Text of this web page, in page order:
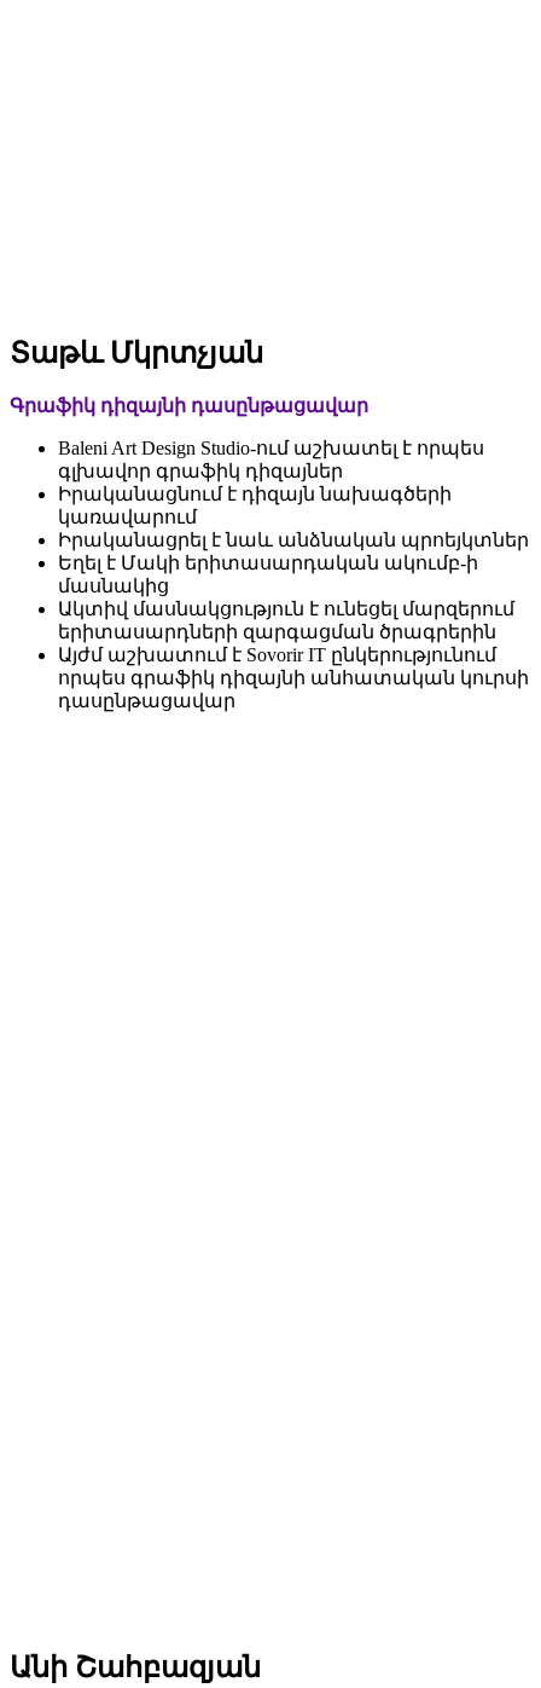
Տաթև Մկրտչյան
Գրաֆիկ դիզայնի դասընթացավար
Baleni Art Design Studio-ում աշխատել է որպես
գլխավոր գրաֆիկ դիզայներ
Իրականացնում է դիզայն նախագծերի
կառավարում
Իրականացրել է նաև անձնական պրոեյկտներ
Եղել է Մակի երիտասարդական ակումբ-ի
մասնակից
Ակտիվ մասնակցություն է ունեցել մարզերում
երիտասարդների զարգացման ծրագրերին
Այժմ աշխատում է Sovorir IT ընկերությունում
որպես գրաֆիկ դիզայնի անհատական կուրսի
դասընթացավար
Անի Շահբազյան